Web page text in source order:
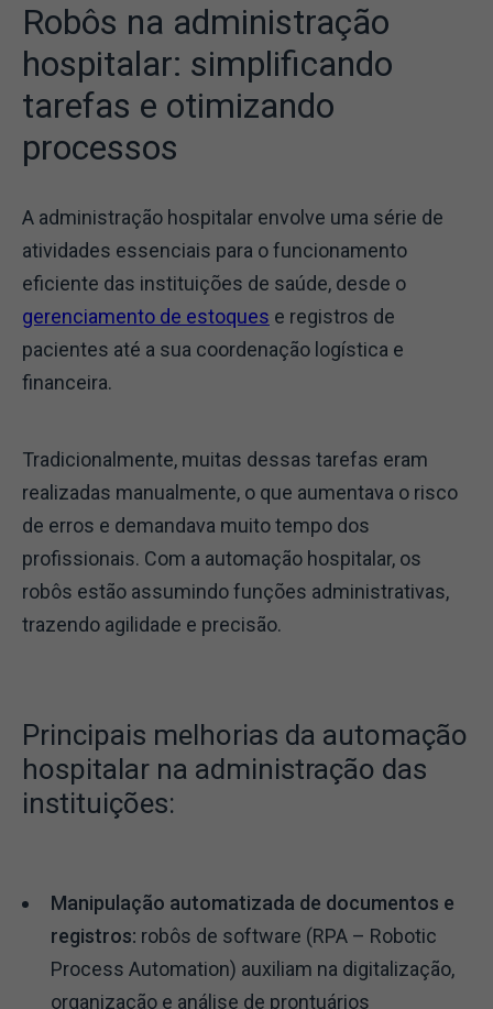
Robôs na administração
hospitalar: simplificando
tarefas e otimizando
processos
A administração hospitalar envolve uma série de
atividades essenciais para o funcionamento
eficiente das instituições de saúde, desde o
gerenciamento de estoques e registros de
pacientes até a sua coordenação logística e
financeira.
Tradicionalmente, muitas dessas tarefas eram
realizadas manualmente, o que aumentava o risco
de erros e demandava muito tempo dos
profissionais. Com a automação hospitalar, os
robôs estão assumindo funções administrativas,
trazendo agilidade e precisão.
Principais melhorias da automação
hospitalar na administração das
instituições:
Manipulação automatizada de documentos e
registros: robôs de software (RPA – Robotic
Process Automation) auxiliam na digitalização,
organização e análise de prontuários